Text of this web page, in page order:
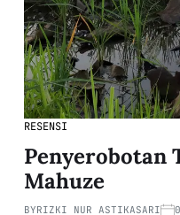
RESENSI
Penyerobotan
Mahuze
BYRIZKI NUR ASTIKASARI